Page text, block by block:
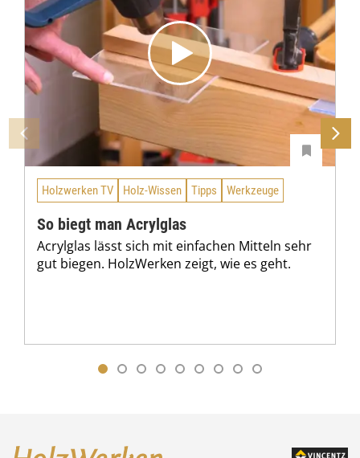
Holzwerken TV Holz-Wissen Tipps Werkzeuge
So biegt man Acrylglas
Acrylglas lässt sich mit einfachen Mitteln sehr
gut biegen. HolzWerken zeigt, wie es geht.